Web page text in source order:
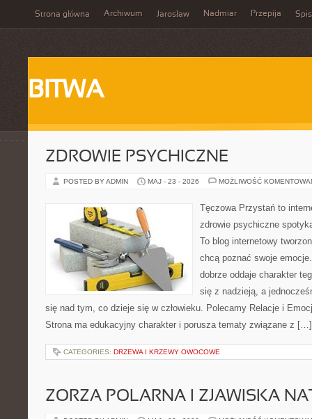
Strona główna Archiwum Jarosław Nadmiar Przepija
BITWA
ZDROWIE PSYCHICZNE
POSTED BY ADMIN MAJ - 23 - 2026 MOŻLIWOŚĆ
Tęczowa Przystań to
zdrowie psychiczne
To blog internetowy
chcą poznać swoje
dobrze oddaje charakter
się z nadzieją, a
się nad tym, co dzieje się w człowieku. Polecamy Relacje i
Strona ma edukacyjny charakter i porusza tematy związane z […]
CATEGORIES: DRZEWA I KRZEWY OWOCOWE
ZORZA POLARNA I ZJAWISKA